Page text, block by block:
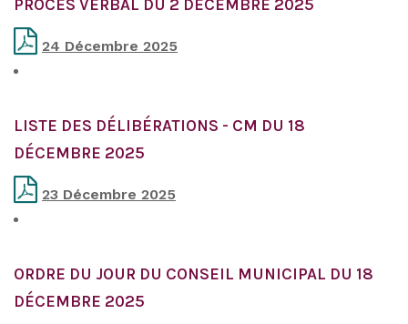
PROCES VERBAL DU 2 DECEMBRE 2025
24 Décembre 2025
LISTE DES DÉLIBÉRATIONS - CM DU 18
DÉCEMBRE 2025
23 Décembre 2025
ORDRE DU JOUR DU CONSEIL MUNICIPAL DU 18
DÉCEMBRE 2025